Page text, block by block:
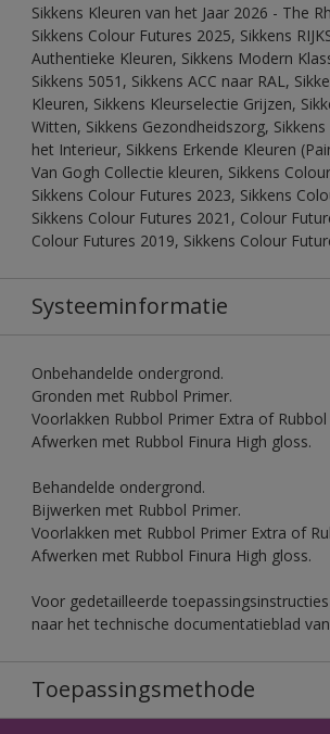
Sikkens Kleuren van het Jaar 2026 - The
Sikkens Colour Futures 2025, Sikkens
Authentieke Kleuren, Sikkens Modern
Sikkens 5051, Sikkens ACC naar RAL,
Kleuren, Sikkens Kleurselectie Grijzen,
Witten, Sikkens Gezondheidszorg,
het Interieur, Sikkens Erkende Kleuren
Van Gogh Collectie kleuren, Sikkens
Sikkens Colour Futures 2023, Sikkens
Sikkens Colour Futures 2021, Colour
Colour Futures 2019, Sikkens Colour
Systeeminformatie
Onbehandelde ondergrond.
Gronden met Rubbol Primer.
Voorlakken Rubbol Primer Extra of Rubbol
Afwerken met Rubbol Finura High gloss.
Behandelde ondergrond.
Bijwerken met Rubbol Primer.
Voorlakken met Rubbol Primer Extra of
Afwerken met Rubbol Finura High gloss.
Voor gedetailleerde
naar het technische documentatieblad
Toepassingsmethode